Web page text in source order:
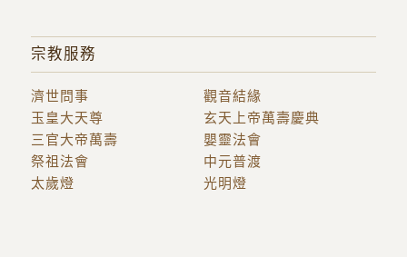
宗教服務
濟世問事
觀音結緣
玉皇大天尊
三官大帝萬壽
玄天上帝萬壽慶典
嬰靈法會
祭祖法會
中元普渡
太歲燈
光明燈